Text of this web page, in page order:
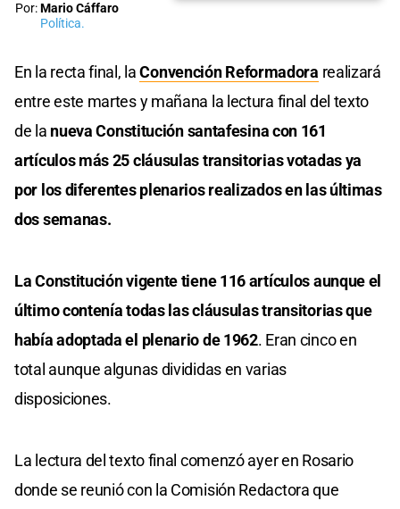
Por:Mario Cáffaro
Política.
En la recta final, laConvención Reformadora realizará
entre este martes y mañana la lectura final del texto
de la nueva Constitución santafesinacon 161
artículos más 25 cláusulas transitorias votadas ya
por los diferentes plenarios realizados en las últimas
dos semanas.
La Constitución vigente tiene 116 artículos aunque el
último contenía todas las cláusulas transitorias que
había adoptada el plenario de 1962. Eran cinco en
total aunque algunas divididas en varias
disposiciones.
La lectura del texto final comenzó ayer en Rosario
donde se reunió con la Comisión Redactora que